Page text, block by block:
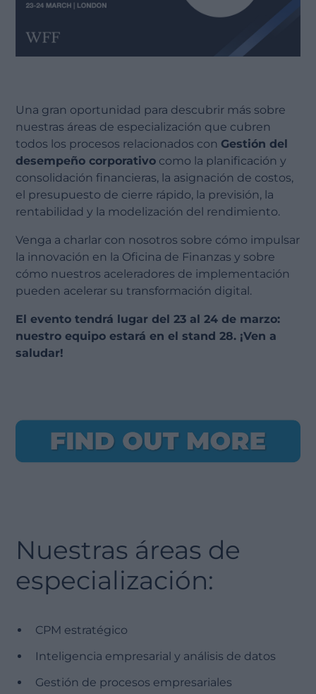
Una gran oportunidad para descubrir más sobre
nuestras áreas de especialización que cubren
todos los procesos relacionados con Gestión del
desempeño corporativo como la planificación y
consolidación financieras, la asignación de costos,
el presupuesto de cierre rápido, la previsión, la
rentabilidad y la modelización del rendimiento.
Venga a charlar con nosotros sobre cómo impulsar
la innovación en la Oficina de Finanzas y sobre
cómo nuestros aceleradores de implementación
pueden acelerar su transformación digital.
El evento tendrá lugar del 23 al 24 de marzo:
nuestro equipo estará en el stand 28. ¡Ven a
saludar!
Nuestras áreas de
especialización:
CPM estratégico
Inteligencia empresarial y análisis de datos
Gestión de procesos empresariales